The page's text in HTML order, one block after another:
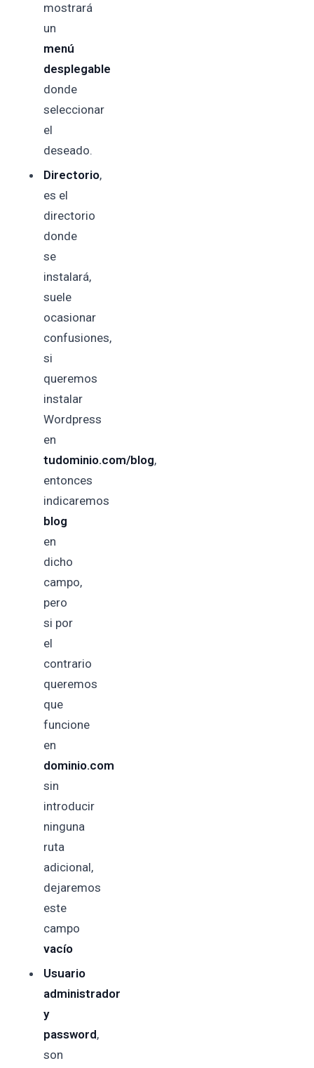
mostrará
un
menú
desplegable
donde
seleccionar
el
deseado.
Directorio,
es el
directorio
donde
se
instalará,
suele
ocasionar
confusiones,
si
queremos
instalar
Wordpress
en
tudominio.com/blog,
entonces
indicaremos
blog
en
dicho
campo,
pero
si por
el
contrario
queremos
que
funcione
en
dominio.com
sin
introducir
ninguna
ruta
adicional,
dejaremos
este
campo
vacío
Usuario
administrador
y
password,
son